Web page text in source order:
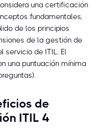
una certificación
fundamentales,
de los principios
de la gestión de
servicio de ITIL. El
una puntuación mínima
de
ITIL 4